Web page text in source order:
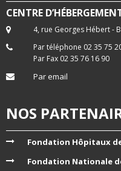
CENTRE
4, rue Georges Hébert -
Par téléphone 02 35 75
Par Fax 02 35 76 16 90
Par email
NOS
Fondation Hôpitaux
Fondation Nationale